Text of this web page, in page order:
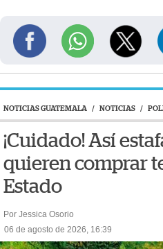
NOTICIAS GUATEMALA / NOTICIAS /
¡Cuidado! Así
quieren comprar
Estado
Por Jessica Osorio
06 de agosto de 2026, 16:39